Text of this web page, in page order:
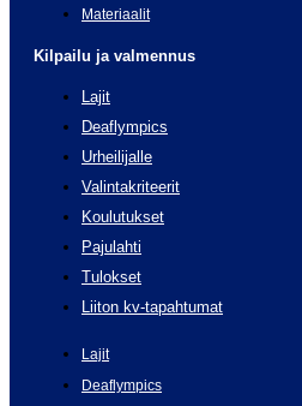
Materiaalit
Kilpailu ja valmennus
Lajit
Deaflympics
Urheilijalle
Valintakriteerit
Koulutukset
Pajulahti
Tulokset
Liiton kv-tapahtumat
Lajit
Deaflympics